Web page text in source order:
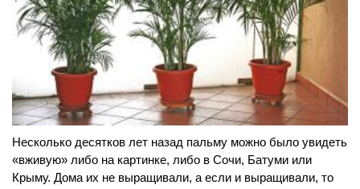
Несколько десятков лет назад пальму можно было увидеть
«вживую» либо на картинке, либо в Сочи, Батуми или
Крыму. Дома их не выращивали, а если и выращивали, то